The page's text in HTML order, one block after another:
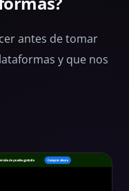
antes de tomar
y que nos